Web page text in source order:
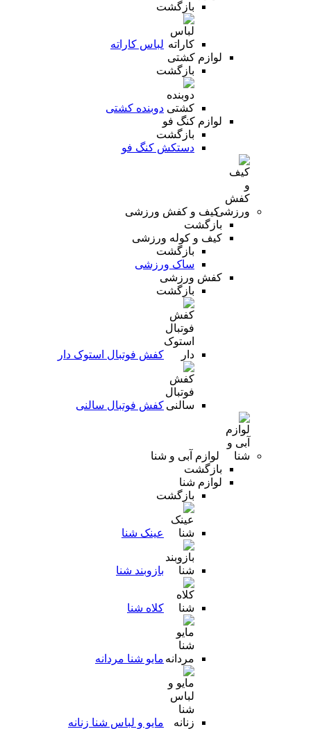
بازگشت
لباس کاراته
لوازم کشتی
بازگشت
دوبنده کشتی
لوازم کنگ فو
بازگشت
دستکش کنگ فو
کیف و کفش ورزشی
بازگشت
کیف و کوله ورزشی
بازگشت
ساک ورزشی
کفش ورزشی
بازگشت
کفش فوتبال استوک دار
کفش فوتبال سالنی
لوازم آبی و شنا
بازگشت
لوازم شنا
بازگشت
عینک شنا
بازوبند شنا
کلاه شنا
مایو شنا مردانه
مایو و لباس شنا زنانه